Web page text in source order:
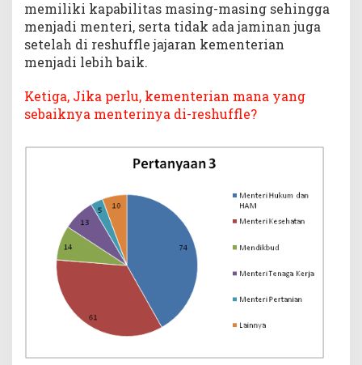
memiliki kapabilitas masing-masing sehingga
menjadi menteri, serta tidak ada jaminan juga
setelah di reshuffle jajaran kementerian
menjadi lebih baik.
Ketiga, Jika perlu, kementerian mana yang
sebaiknya menterinya di-reshuffle?